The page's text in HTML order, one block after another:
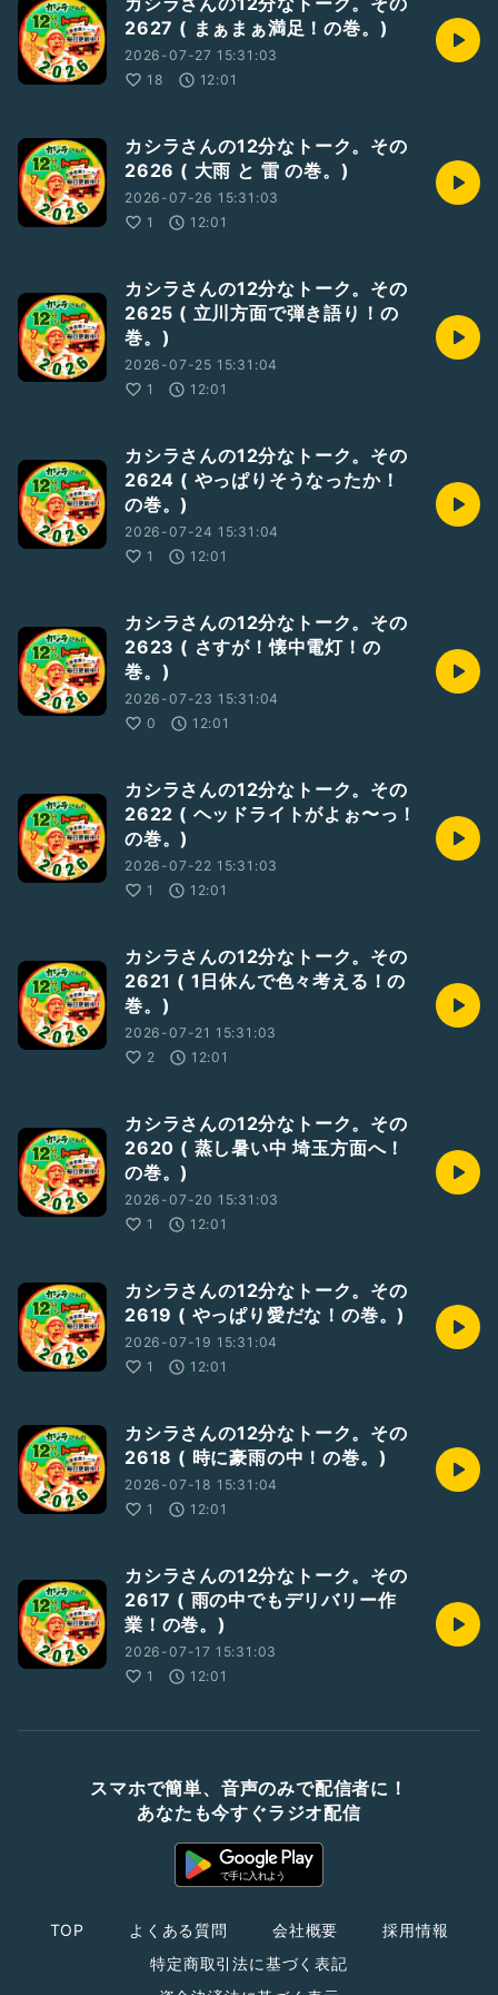
2627 ( まぁまぁ満足！の巻。)
2026-07-27 15:31:03
18
12:01
カシラさんの12分なトーク。その
2626 ( 大雨 と 雷 の巻。)
2026-07-26 15:31:03
1
12:01
カシラさんの12分なトーク。その
2625 ( 立川方面で弾き語り！の
巻。)
2026-07-25 15:31:04
1
12:01
カシラさんの12分なトーク。その
2624 ( やっぱりそうなったか！
の巻。)
2026-07-24 15:31:04
1
12:01
カシラさんの12分なトーク。その
2623 ( さすが！懐中電灯！の
巻。)
2026-07-23 15:31:04
0
12:01
カシラさんの12分なトーク。その
2622 ( ヘッドライトがよぉ〜っ！
の巻。)
2026-07-22 15:31:03
1
12:01
カシラさんの12分なトーク。その
2621 ( 1日休んで色々考える！の
巻。)
2026-07-21 15:31:03
2
12:01
カシラさんの12分なトーク。その
2620 ( 蒸し暑い中 埼玉方面へ！
の巻。)
2026-07-20 15:31:03
1
12:01
カシラさんの12分なトーク。その
2619 ( やっぱり愛だな！の巻。)
2026-07-19 15:31:04
1
12:01
カシラさんの12分なトーク。その
2618 ( 時に豪雨の中！の巻。)
2026-07-18 15:31:04
1
12:01
カシラさんの12分なトーク。その
2617 ( 雨の中でもデリバリー作
業！の巻。)
2026-07-17 15:31:03
1
12:01
スマホで簡単、音声のみで配信者に！
あなたも今すぐラジオ配信
TOP よくある質問 会社概要
採用情報
特定商取引法に基づく表記